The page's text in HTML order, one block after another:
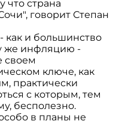
что страна
говорит Степан
как и большинство
же инфляцию -
своем
ключе, как
практически
с которым, тем
бесполезно.
в планы не